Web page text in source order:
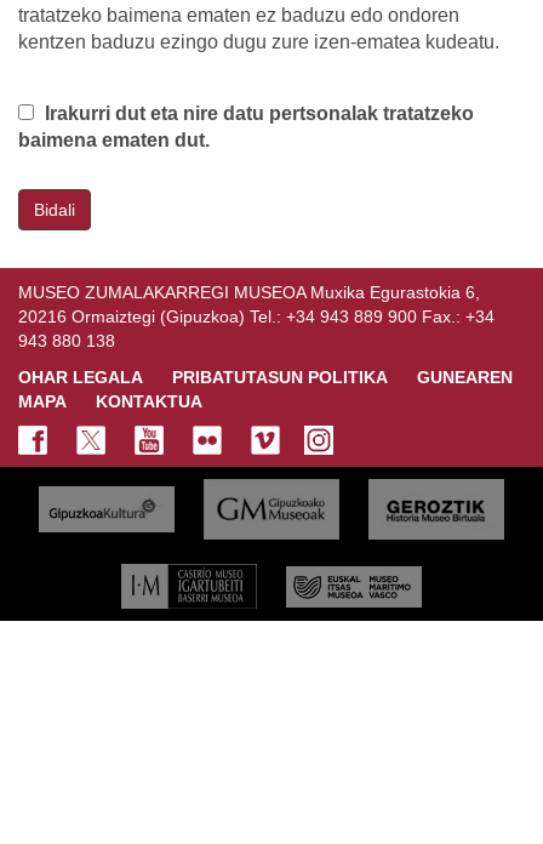
tratatzeko baimena ematen ez baduzu edo ondoren
kentzen baduzu ezingo dugu zure izen-ematea kudeatu.
Irakurri dut eta nire datu pertsonalak tratatzeko
baimena ematen dut.
Bidali
MUSEO ZUMALAKARREGI MUSEOA Muxika Egurastokia 6,
20216 Ormaiztegi (Gipuzkoa) Tel.: +34 943 889 900 Fax.: +34
943 880 138
OHAR LEGALA
PRIBATUTASUN POLITIKA
GUNEAREN
MAPA
KONTAKTUA